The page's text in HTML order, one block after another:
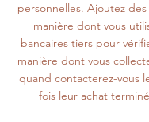
personnelles. Ajoutez
manière dont vous
bancaires tiers pour
manière dont vous
quand contacterez-vous
fois leur achat